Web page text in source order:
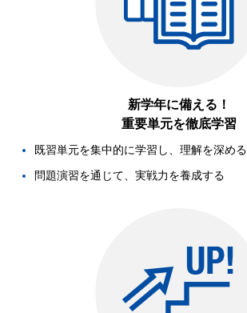
新学年に備える！
重要単元を徹底学習
既習単元を集中的に学習し、理解を深める
問題演習を通じて、実戦力を養成する